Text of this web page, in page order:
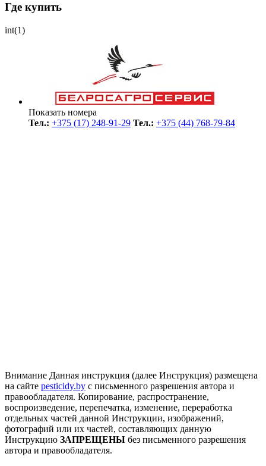
Где купить
int(1)
Показать номера
Тел.: +375 (17) 248-91-29 Тел.: +375 (44) 768-79-84
Внимание Данная инструкция (далее Инструкция) размещена
на сайте pesticidy.by с письменного разрешения автора и
правообладателя. Копирование, распространение,
воспроизведение, перепечатка, изменение, переработка
отдельных частей данной Инструкции, изображений,
фотографий или их частей, составляющих данную
Инструкцию ЗАПРЕЩЕНЫ без письменного разрешения
автора и правообладателя.